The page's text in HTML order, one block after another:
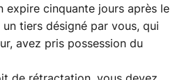
cinquante jours après le
tiers désigné par vous, qui
avez pris possession du